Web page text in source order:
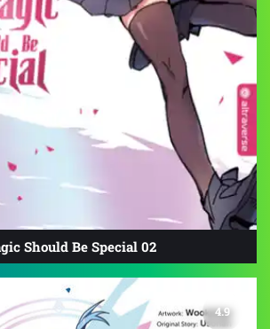
Should Be Special 02
4.9